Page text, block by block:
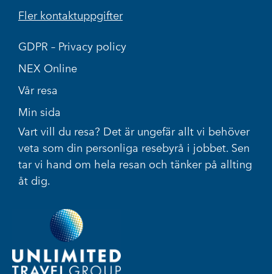
Fler kontaktuppgifter
GDPR – Privacy policy
NEX Online
Vår resa
Min sida
Vart vill du resa? Det är ungefär allt vi behöver
veta som din personliga resebyrå i jobbet. Sen
tar vi hand om hela resan och tänker på allting
åt dig.